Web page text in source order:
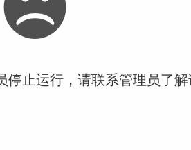
停止运行，请联系管理员了